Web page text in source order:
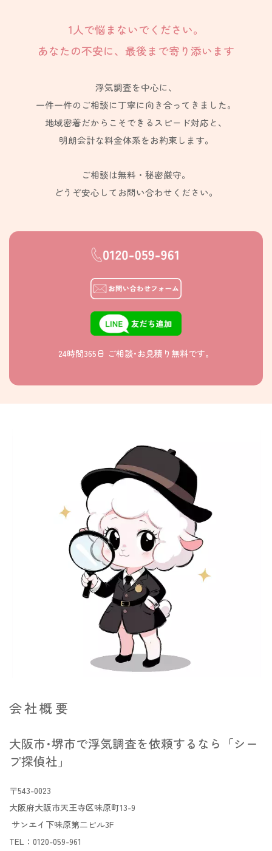
1人で悩まないでください。
あなたの不安に、最後まで寄り添います
浮気調査を中心に、
一件一件のご相談に丁寧に向き合ってきました。
地域密着だからこそできるスピード対応と、
明朗会計な料金体系をお約束します。
ご相談は無料・秘密厳守。
どうぞ安心してお問い合わせください。
24時間365日 ご相談･お見積り無料です。
会社概要
大阪市･堺市で浮気調査を依頼するなら「シー
プ探偵社」
〒543-0023
大阪府大阪市天王寺区味原町13-9​
サンエイ下味原第二ビル3F​
TEL：0120-059-961